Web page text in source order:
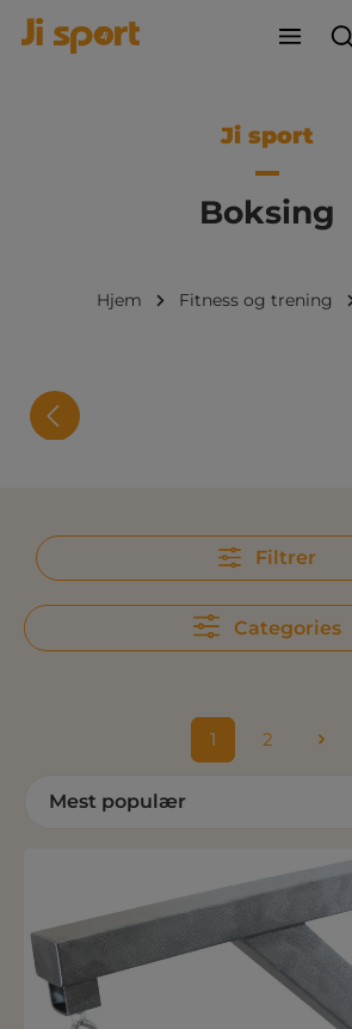
Ji sport
Boksing
Hjem Fitness og trening
Filtrer
Categories
Side
1 Side
2